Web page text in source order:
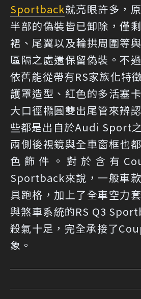
Sportback就亮眼許多，
半部的偽裝皆已卸除，僅
裙、尾翼以及輪拱周圍等
區隔之處還保留偽裝。不
依舊能從帶有RS家族化特
護罩造型、紅色的多活塞
大口徑橢圓雙出尾管來辨
些都是出自於Audi Sport
兩側後視鏡與全車窗框也
色飾件。對於含有
Sportback來說，一般車
具跑格，加上了全車空力
與煞車系統的RS Q3
殺氣十足，完全承接了
象。